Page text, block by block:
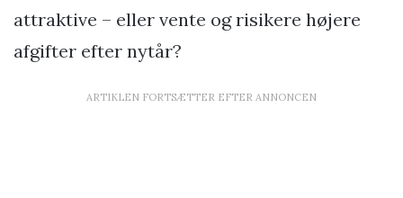
attraktive – eller vente og risikere højere
afgifter efter nytår?
ARTIKLEN FORTSÆTTER EFTER ANNONCEN